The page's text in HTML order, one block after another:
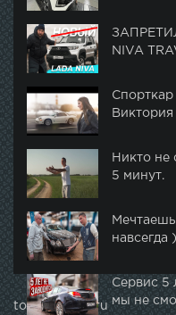
NIVA
Никто не
5 минут.
навсегда )
Сервис 5
мы не
topautotube.ru